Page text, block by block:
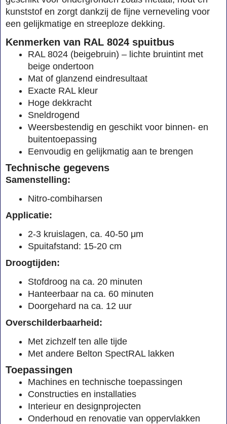
kunststof en zorgt dankzij de fijne verneveling voor
een gelijkmatige en streeploze dekking.
Kenmerken van RAL 8024 spuitbus
RAL 8024 (beigebruin) – lichte bruintint met
beige ondertoon
Mat of glanzend eindresultaat
Exacte RAL kleur
Hoge dekkracht
Sneldrogend
Weersbestendig en geschikt voor binnen- en
buitentoepassing
Eenvoudig en gelijkmatig aan te brengen
Technische gegevens
Samenstelling:
Nitro-combiharsen
Applicatie:
2-3 kruislagen, ca. 40-50 μm
Spuitafstand: 15-20 cm
Droogtijden:
Stofdroog na ca. 20 minuten
Hanteerbaar na ca. 60 minuten
Doorgehard na ca. 12 uur
Overschilderbaarheid:
Met zichzelf ten alle tijde
Met andere Belton SpectRAL lakken
Toepassingen
Machines en technische toepassingen
Constructies en installaties
Interieur en designprojecten
Onderhoud en renovatie van oppervlakken